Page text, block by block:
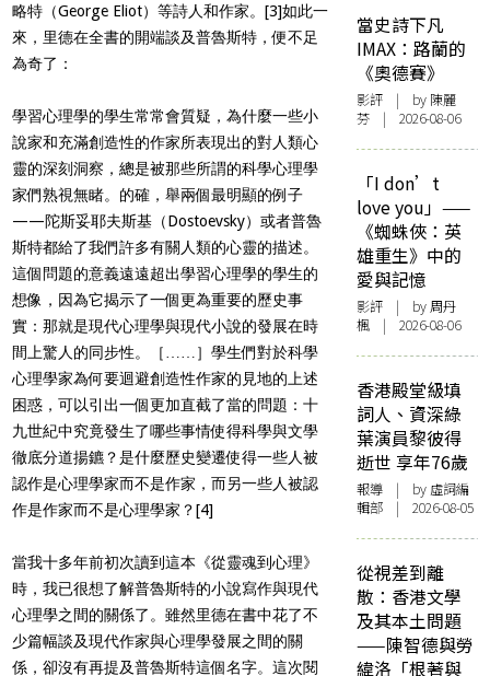
略特（George Eliot）等詩人和作家。[3]如此一
來，里德在全書的開端談及普魯斯特，便不足
為奇了：
學習心理學的學生常常會質疑，為什麼一些小
說家和充滿創造性的作家所表現出的對人類心
靈的深刻洞察，總是被那些所謂的科學心理學
家們熟視無睹。的確，舉兩個最明顯的例子
——陀斯妥耶夫斯基（Dostoevsky）或者普魯
斯特都給了我們許多有關人類的心靈的描述。
這個問題的意義遠遠超出學習心理學的學生的
想像，因為它揭示了一個更為重要的歷史事
實：那就是現代心理學與現代小說的發展在時
間上驚人的同步性。［……］學生們對於科學
心理學家為何要迴避創造性作家的見地的上述
困惑，可以引出一個更加直截了當的問題：十
九世紀中究竟發生了哪些事情使得科學與文學
徹底分道揚鑣？是什麼歷史變遷使得一些人被
認作是心理學家而不是作家，而另一些人被認
作是作家而不是心理學家？[4]
當我十多年前初次讀到這本《從靈魂到心理》
時，我已很想了解普魯斯特的小說寫作與現代
心理學之間的關係了。雖然里德在書中花了不
少篇幅談及現代作家與心理學發展之間的關
係，卻沒有再提及普魯斯特這個名字。這次閱
當史詩下凡
IMAX：路蘭的
《奧德賽》
影評 | by 陳麗
芬 | 2026-08-06
「I don’t
love you」——
《蜘蛛俠：英
雄重生》中的
愛與記憶
影評 | by周丹
楓 | 2026-08-06
香港殿堂級填
詞人、資深綠
葉演員黎彼得
逝世 享年76歲
報導 | by 虛詞編
輯部 | 2026-08-05
從視差到離
散：香港文學
及其本土問題
——陳智德與勞
緯洛「根著與